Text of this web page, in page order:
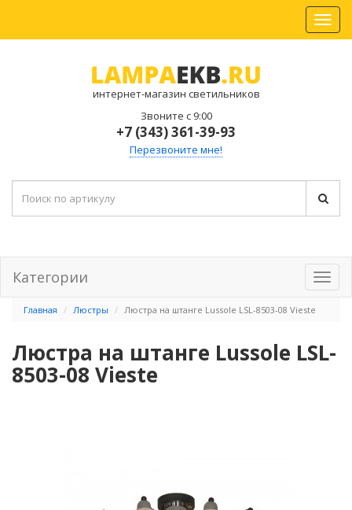
интернет-магазин светильников
Звоните с 9:00
+7 (343) 361-39-93
Перезвоните мне!
Категории
Главная Люстры Люстра на штанге Lussole LSL-8503-08 Vieste
Люстра на штанге Lussole LSL-
8503-08 Vieste